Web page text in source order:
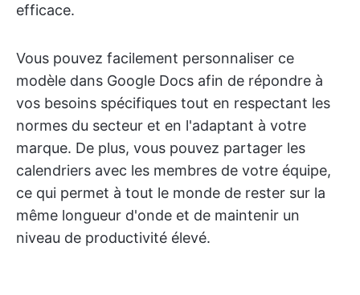
efficace.
Vous pouvez facilement personnaliser ce
modèle dans Google Docs afin de répondre à
vos besoins spécifiques tout en respectant les
normes du secteur et en l'adaptant à votre
marque. De plus, vous pouvez partager les
calendriers avec les membres de votre équipe,
ce qui permet à tout le monde de rester sur la
même longueur d'onde et de maintenir un
niveau de productivité élevé.